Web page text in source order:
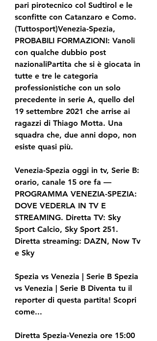
pari pirotecnico col Sudtirol e le
sconfitte con Catanzaro e Como.
(Tuttosport)Venezia-Spezia,
PROBABILI FORMAZIONI: Vanoli
con qualche dubbio post
nazionaliPartita che si è giocata in
tutte e tre le categoria
professionistiche con un solo
precedente in serie A, quello del
19 settembre 2021 che arrise ai
ragazzi di Thiago Motta. Una
squadra che, due anni dopo, non
esiste quasi più.
Venezia-Spezia oggi in tv, Serie B:
orario, canale 15 ore fa —
PROGRAMMA VENEZIA-SPEZIA:
DOVE VEDERLA IN TV E
STREAMING. Diretta TV: Sky
Sport Calcio, Sky Sport 251.
Diretta streaming: DAZN, Now Tv
e Sky
Spezia vs Venezia | Serie B Spezia
vs Venezia | Serie B Diventa tu il
reporter di questa partita! Scopri
come...
Diretta Spezia-Venezia ore 15:00